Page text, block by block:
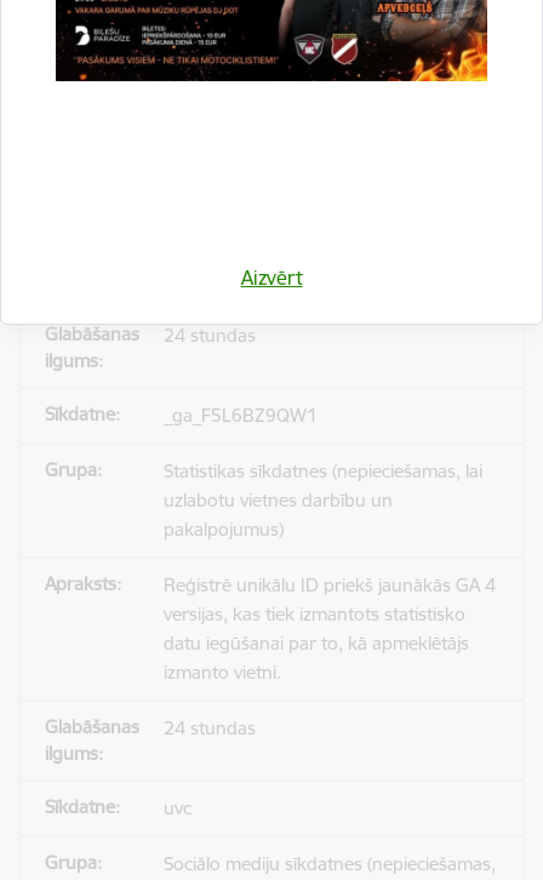
Aizvērt
_gid
apmeklētājs izmanto vietni.
24 stundas
_ga_F5L6BZ9QW1
Statistikas sīkdatnes (nepieciešamas, lai
uzlabotu vietnes darbību un
pakalpojumus)
Reģistrē unikālu ID priekš jaunākās GA 4
versijas, kas tiek izmantots statistisko
datu iegūšanai par to, kā apmeklētājs
izmanto vietni.
24 stundas
uvc
Sociālo mediju sīkdatnes (nepieciešamas,